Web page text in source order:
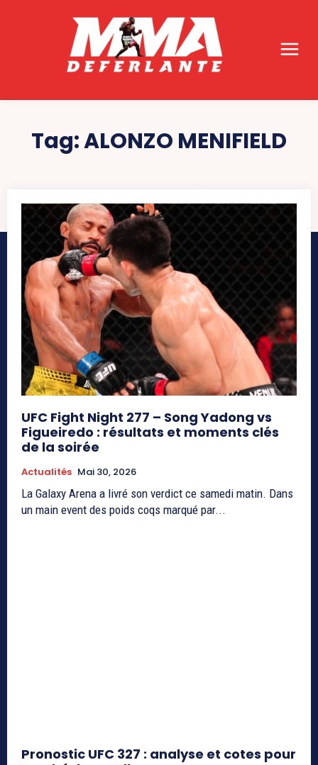
Tag:ALONZO MENIFIELD
UFC Fight Night 277 – Song Yadong vs
Figueiredo : résultats et moments clés
de la soirée
Actualités Mai 30, 2026
La Galaxy Arena a livré son verdict ce samedi matin. Dans
un main event des poids coqs marqué par...
Pronostic UFC 327 : analyse et cotes pour